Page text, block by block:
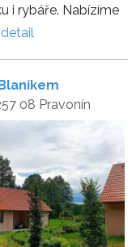
i rybáře. Nabízíme
08 Pravonín